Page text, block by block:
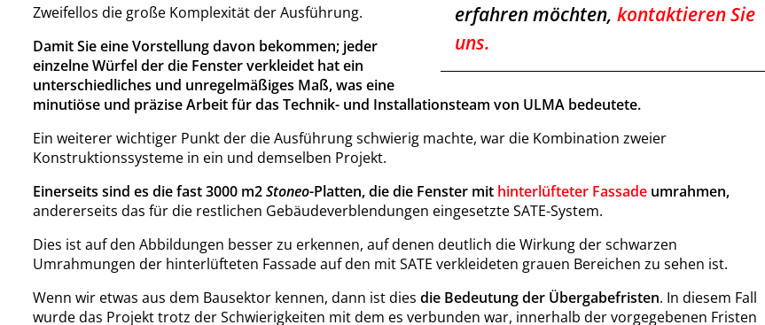
erfahren möchten, kontaktierenSie
uns.
Zweifellos die große Komplexität der Ausführung.
Damit Sie eine Vorstellung davon bekommen; jeder
einzelne Würfel der die Fenster verkleidet hat ein
unterschiedliches und unregelmäßiges Maß, was eine
minutiöse und präzise Arbeit für das Technik- und Installationsteam von ULMA bedeutete.
Ein weiterer wichtiger Punkt der die Ausführung schwierig machte, war die Kombination zweier
Konstruktionssysteme in ein und demselben Projekt.
Einerseits sind es die fast 3000 m2Stoneo-Platten, die die Fenster mit hinterlüfteter Fassade umrahmen,
andererseits das für die restlichen Gebäudeverblendungen eingesetzte SATE-System.
Dies ist auf den Abbildungen besser zu erkennen, auf denen deutlich die Wirkung der schwarzen
Umrahmungen der hinterlüfteten Fassade auf den mit SATE verkleideten grauen Bereichen zu sehen ist.
Wenn wir etwas aus dem Bausektor kennen, dann ist dies die Bedeutung der Übergabefristen. In diesem Fall
wurde das Projekt trotz der Schwierigkeiten mit dem es verbunden war, innerhalb der vorgegebenen Fristen